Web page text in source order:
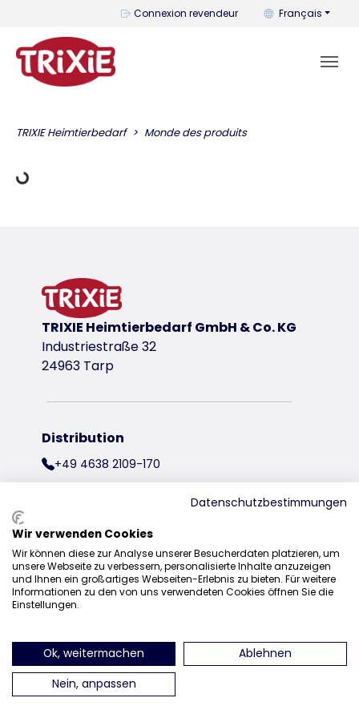
Connexion revendeur Vous pouvez
Français
TRIXIE Heimtierbedarf Monde des produits
charger des données
TRIXIE Heimtierbedarf GmbH & Co. KG
Industriestraße 32
24963 Tarp
Distribution
+49 4638 2109-170
retrouvez-nous sur Instagram
retrouvez-nous sur Facebook
retrouvez-nous sur
retrouvez-
Datenschutzbestimmungen
Wir verwenden Cookies
Wir können diese zur Analyse unserer Besucherdaten platzieren, um
unsere Webseite zu verbessern, personalisierte Inhalte anzuzeigen
und Ihnen ein großartiges Webseiten-Erlebnis zu bieten. Für weitere
Informationen zu den von uns verwendeten Cookies öffnen Sie die
Einstellungen.
Ok, weitermachen
Ablehnen
Nein, anpassen